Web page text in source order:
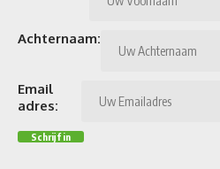
Achternaam:
Email
adres: